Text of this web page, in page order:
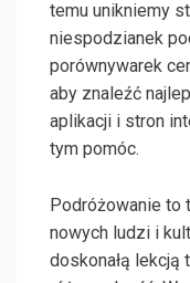
temu unikniemy
niespodzianek
porównywarek
aby znaleźć
aplikacji i stron
tym pomóc.
Podróżowanie to
nowych ludzi i
doskonałą lekcją